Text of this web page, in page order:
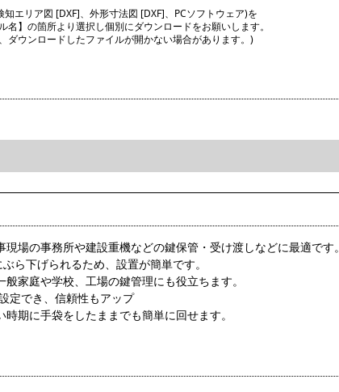
エリア図 [DXF]、外形寸法図 [DXF]、PCソフトウェア)を
名】の箇所より選択し個別にダウンロードをお願いします。
ダウンロードしたファイルが開かない場合があります。)
場の事務所や建設重機などの鍵保管・受け渡しなどに最適です。
ら下げられるため、設置が簡単です。
家庭や学校、工場の鍵管理にも役立ちます。
定でき、信頼性もアップ
期に手袋をしたままでも簡単に回せます。